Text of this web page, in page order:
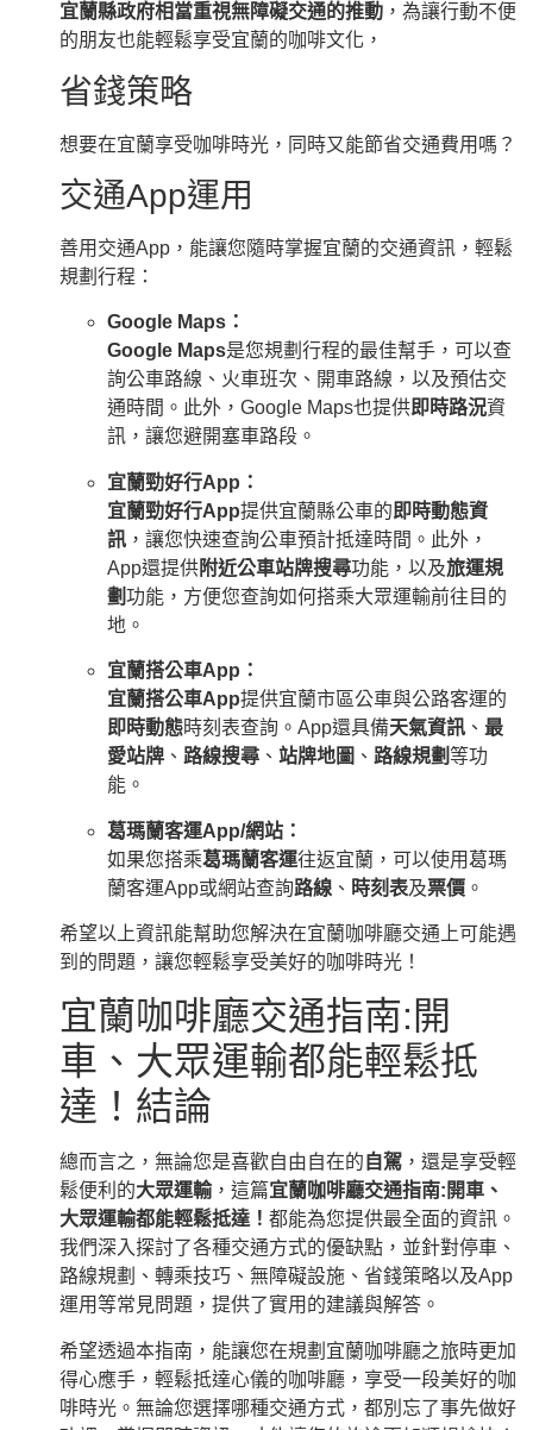
宜蘭縣政府相當重視無障礙交通的推動 ，為讓行動不便
的朋友也能輕鬆享受宜蘭的咖啡文化，
省錢策略
想要在宜蘭享受咖啡時光，同時又能節省交通費用嗎？
交通App運用
善用交通App，能讓您隨時掌握宜蘭的交通資訊，輕鬆
規劃行程：
Google Maps：
Google Maps是您規劃行程的最佳幫手，可以查
詢公車路線、火車班次、開車路線，以及預估交
通時間。此外，Google Maps也提供即時路況資
訊，讓您避開塞車路段。
宜蘭勁好行App：
宜蘭勁好行App提供宜蘭縣公車的 即時動態資
訊 ，讓您快速查詢公車預計抵達時間。此外，
App還提供附近公車站牌搜尋功能，以及旅運規
劃功能，方便您查詢如何搭乘大眾運輸前往目的
地。
宜蘭搭公車App：
宜蘭搭公車App提供宜蘭市區公車與公路客運的
即時動態時刻表查詢。App還具備天氣資訊 、 最
愛站牌 、 路線搜尋 、 站牌地圖 、 路線規劃等功
能。
葛瑪蘭客運App/網站：
如果您搭乘葛瑪蘭客運往返宜蘭，可以使用葛瑪
蘭客運App或網站查詢路線 、 時刻表及票價 。
希望以上資訊能幫助您解決在宜蘭咖啡廳交通上可能遇
到的問題，讓您輕鬆享受美好的咖啡時光！
宜蘭咖啡廳交通指南:開
車、大眾運輸都能輕鬆抵
達！結論
總而言之，無論您是喜歡自由自在的 自駕 ，還是享受輕
鬆便利的大眾運輸，這篇宜蘭咖啡廳交通指南:開車、
大眾運輸都能輕鬆抵達！ 都能為您提供最全面的資訊。
我們深入探討了各種交通方式的優缺點，並針對停車、
路線規劃、轉乘技巧、無障礙設施、省錢策略以及App
運用等常見問題，提供了實用的建議與解答。
希望透過本指南，能讓您在規劃宜蘭咖啡廳之旅時更加
得心應手，輕鬆抵達心儀的咖啡廳，享受一段美好的咖
啡時光。無論您選擇哪種交通方式，都別忘了事先做好